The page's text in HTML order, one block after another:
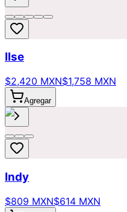
Ilse
$2,420 MXN$1,758 MXN
Agregar
Indy
$809 MXN$614 MXN